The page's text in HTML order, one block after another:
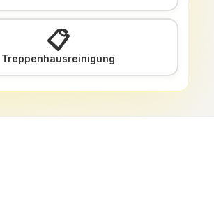
📋
Treppenhausreinigung